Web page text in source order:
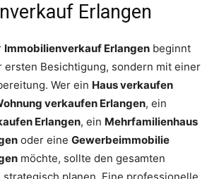
Erlangen
Immobilienverkauf Erlangen beginnt
ersten Besichtigung, sondern mit einer
Wer ein Haus verkaufen
verkaufen Erlangen, ein
Erlangen, ein Mehrfamilienhaus
oder eine Gewerbeimmobilie
möchte, sollte den gesamten